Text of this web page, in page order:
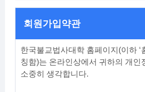
회원가입약관